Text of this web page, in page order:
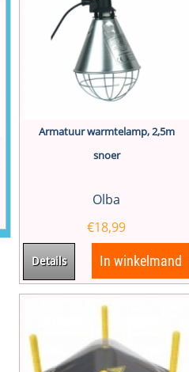
Armatuur warmtelamp, 2,5m
snoer
Olba
€18,99
Details In winkelmand